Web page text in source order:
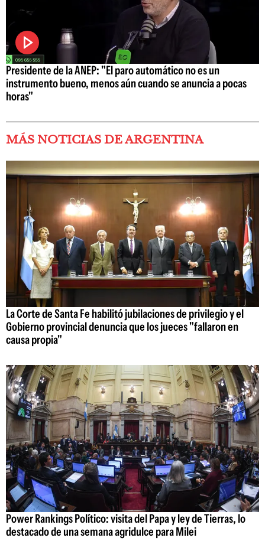
Presidente de la ANEP: "El paro automático no es un
instrumento bueno, menos aún cuando se anuncia a pocas
horas"
MÁS NOTICIAS DE ARGENTINA
La Corte de Santa Fe habilitó jubilaciones de privilegio y el
Gobierno provincial denuncia que los jueces "fallaron en
causa propia"
Power Rankings Político: visita del Papa y ley de Tierras, lo
destacado de una semana agridulce para Milei